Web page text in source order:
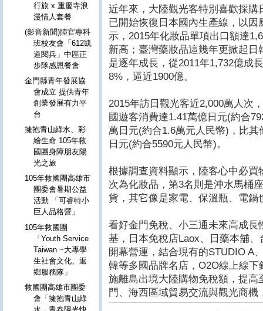
近年來，大陸觀光客特別喜歡採
已開始恢復日本國內生產線，以
示，2015年化妝品單項出口額達
新高；臺灣藥妝品這幾年更掀起
是逐年成長，從2011年1,732億成
8%，逼近1900億。
2015年訪日觀光客近2,000萬人次
國遊客消費達1.41萬億日元(約合
萬日元(約合1.6萬元人民幣)，比
日元(約合5590元人民幣)。
根據調查資料顯示，陸客心中必
次為化妝品，第3名則是沖水馬桶
貨，其它像是家電、保溫瓶、電鍋
看好金門免稅、小三通未來高成
基，日本免稅店Laox、日藥本舖
開幕營運，結合現有的STUDIO A
韓等多國品牌名店，O2O線上線
施離島出境大陸購物免稅額，提
門、海西區域貿易交流與觀光商
行旅 x 重慶寺浪
漫情人套餐
(影音新聞)陸官專科
班校友會「612凱
道閱兵」中區正
步隊感恩餐會
金門縣青年發展協
會成立 提供青年
創業發展有力平
台
擁抱青山綠水、彩
繪生命 105年救
國團身障朋友陽
光之旅
105年救國團高雄市
團委會暑期公益
活動 「可睿特小
巨人品格營」
105年救國團
「Youth Service
Taiwan ~大專學
生社會文化、返
鄉服務隊」
救國團高雄市團委
會「擁抱青山綠